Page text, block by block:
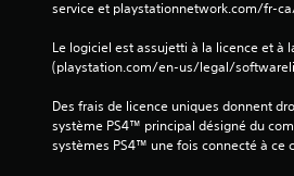
service et playstationnetwork.com/fr-
Le logiciel est assujetti à la licence et à
(playstation.com/en-us/legal/
Des frais de licence uniques donnent
système PS4™ principal désigné du
systèmes PS4™ une fois connecté à ce